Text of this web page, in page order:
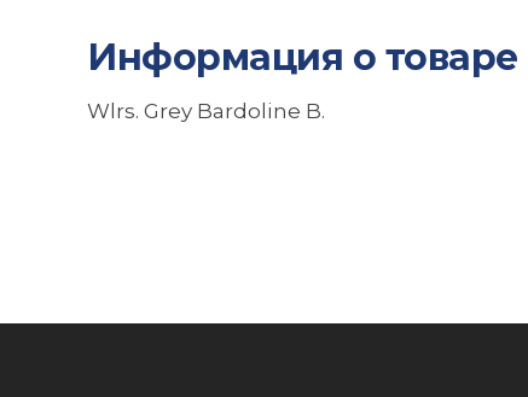
Информация о товаре
Wlrs. Grey Bardoline B.